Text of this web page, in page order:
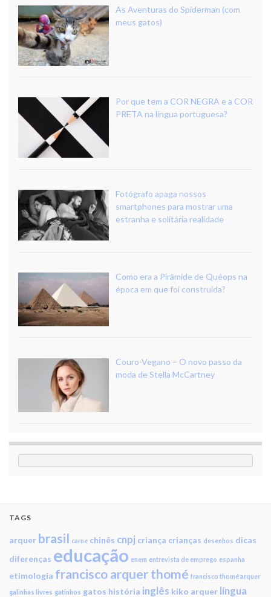
As Aventuras do Spiderman (com
meus gatos)
Por que tem a COR NEGRA e a COR
PRETA na língua portuguesa?
Fotógrafo apaga nossos
smartphones para mostrar uma
estranha e solitária realidade
Como era a Pirâmide de Quéops na
época em que foi construída?
Couro-Vegano – O novo passo da
moda de Stella McCartney
TAGS
arquer brasil carne chinês cnpj criança crianças desenhos dicas
diferenças educação enem entrevista de emprego espanha
etimologia francisco arquer thomé francisco thomé arquer
galinhas livres gatinhos gatos história inglês kiko arquer língua